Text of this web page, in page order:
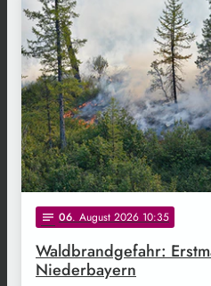
notes 06. August 2026 10:35
Waldbrandgefahr:
Niederbayern